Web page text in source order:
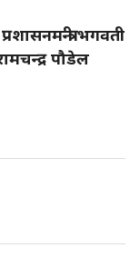
भगवती
पौडेल